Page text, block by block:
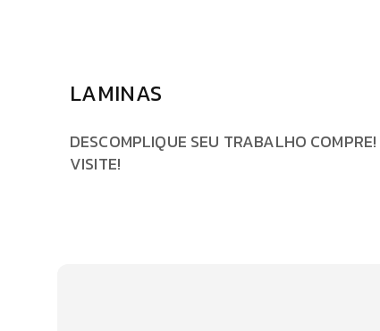
LAMINAS
DESCOMPLIQUE SEU TRABALHO
VISITE!